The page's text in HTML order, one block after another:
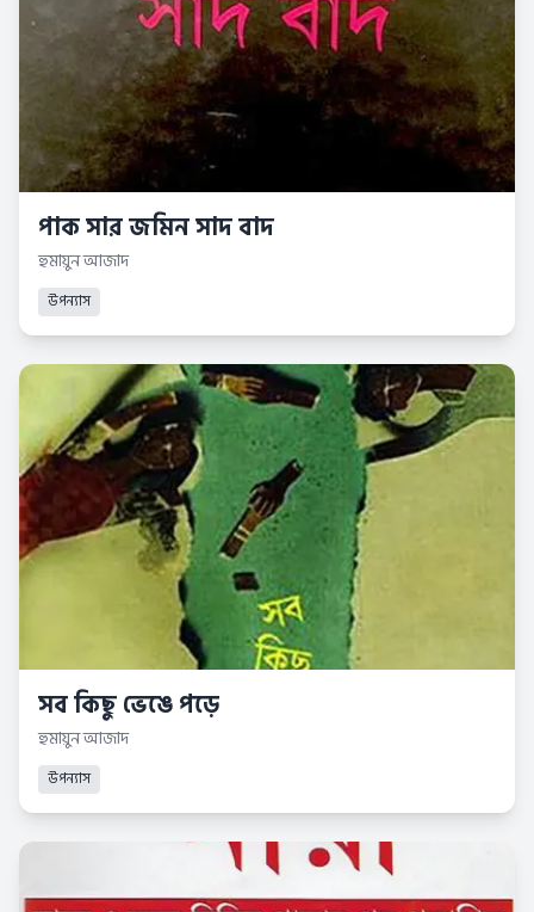
পাক সার জমিন সাদ বাদ
হুমায়ুন আজাদ
উপন্যাস
সব কিছু ভেঙে পড়ে
হুমায়ুন আজাদ
উপন্যাস